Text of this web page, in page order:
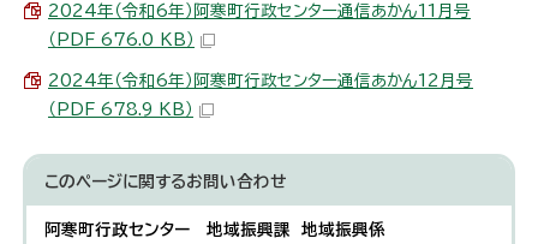
2024年（令和6年）阿寒町行政センター通信あかん11月号
（PDF 676.0 KB）
2024年（令和6年）阿寒町行政センター通信あかん12月号
（PDF 678.9 KB）
このページに関するお問い合わせ
阿寒町行政センター 地域振興課 地域振興係